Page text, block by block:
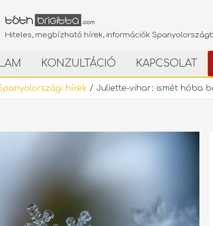
Hiteles, megbízható hírek, információk
KONZULTÁCIÓ KAPCSOLAT
hírek / Juliette-vihar: ismét hóba